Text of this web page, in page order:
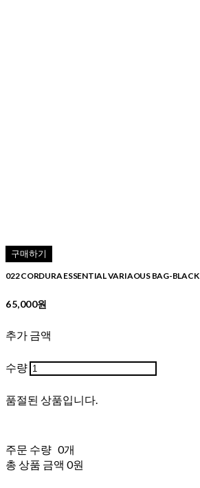
구매하기
022 CORDURA ESSENTIAL VARIAOUS BAG-BLACK
65,000원
추가 금액
수량
품절된 상품입니다.
주문 수량 0개
총 상품 금액 0원